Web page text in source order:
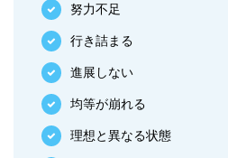
努力不足
行き詰まる
進展しない
均等が崩れる
理想と異なる状態